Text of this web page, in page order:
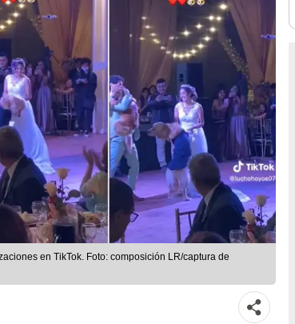
en TikTok. Foto: composición LR/captura de